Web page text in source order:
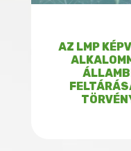
AZ LMP